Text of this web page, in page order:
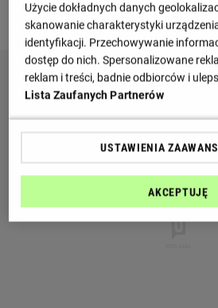
Zobacz więcej
Użycie dokładnych danych
skanowanie charakterystyki
identyfikacji. Przechowywanie
dostęp do nich. Spersonalizowane
reklam i treści, badnie odbiorców i
Lista Zaufanych Partnerów
USTAWIENIA
AKCEPTUJĘ